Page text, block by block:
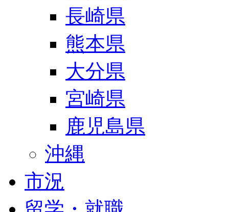
長崎県
熊本県
大分県
宮崎県
鹿児島県
沖縄
市況